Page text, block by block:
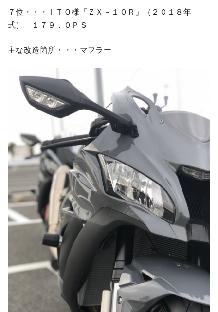
７位・・・ＩＴＯ様「ＺＸ－１０Ｒ」（２０１８年
式） １７９．０ＰＳ
主な改造箇所・・・マフラー